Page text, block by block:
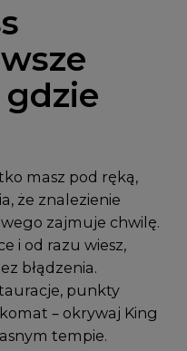
masz pod ręką,
że znalezienie
zajmuje chwilę.
i od razu wiesz,
błądzenia.
punkty
– okrywaj King
tempie.